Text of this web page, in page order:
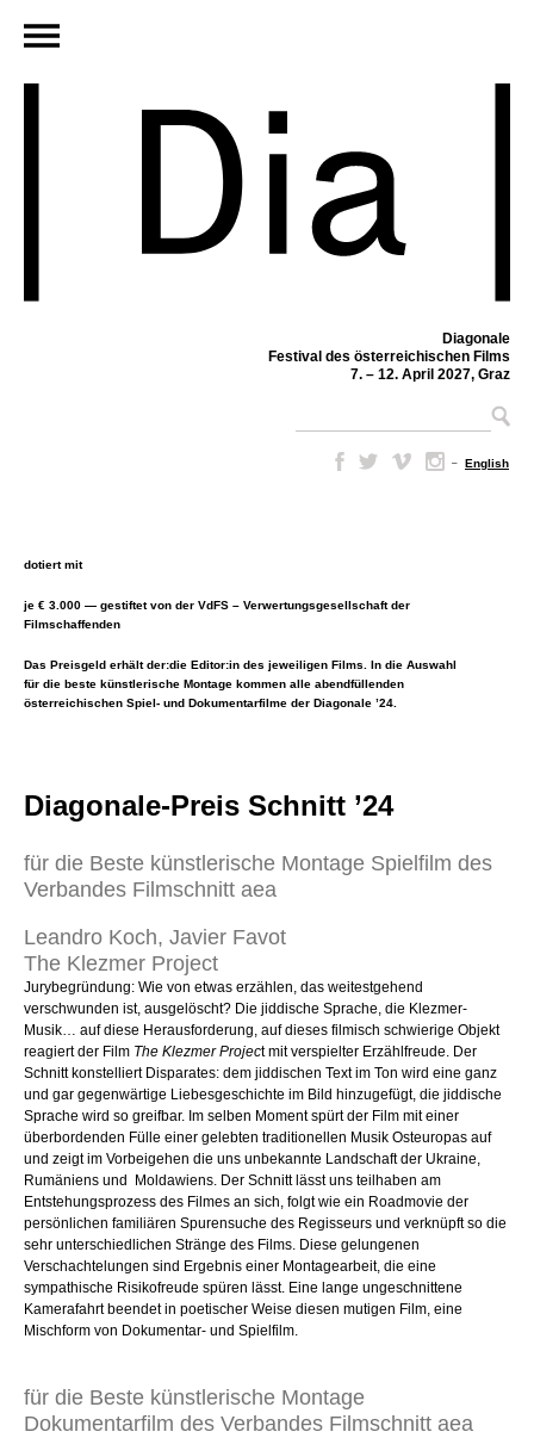
Diagonale
Festival des österreichischen Films
7. – 12. April 2027, Graz
– English
dotiert mit
je € 3.000 — gestiftet von der VdFS – Verwertungsgesellschaft der
Filmschaffenden
Das Preisgeld erhält der:die Editor:in des jeweiligen Films. In die Auswahl
für die beste künstlerische Montage kommen alle abendfüllenden
österreichischen Spiel- und Dokumentarfilme der Diagonale ’24.
Diagonale-Preis Schnitt ’24
für die Beste künstlerische Montage Spielfilm des
Verbandes Filmschnitt aea
Leandro Koch, Javier Favot
The Klezmer Project
Jurybegründung: Wie von etwas erzählen, das weitestgehend
verschwunden ist, ausgelöscht? Die jiddische Sprache, die Klezmer-
Musik… auf diese Herausforderung, auf dieses filmisch schwierige Objekt
reagiert der Film The Klezmer Project mit verspielter Erzählfreude. Der
Schnitt konstelliert Disparates: dem jiddischen Text im Ton wird eine ganz
und gar gegenwärtige Liebesgeschichte im Bild hinzugefügt, die jiddische
Sprache wird so greifbar. Im selben Moment spürt der Film mit einer
überbordenden Fülle einer gelebten traditionellen Musik Osteuropas auf
und zeigt im Vorbeigehen die uns unbekannte Landschaft der Ukraine,
Rumäniens und Moldawiens. Der Schnitt lässt uns teilhaben am
Entstehungsprozess des Filmes an sich, folgt wie ein Roadmovie der
persönlichen familiären Spurensuche des Regisseurs und verknüpft so die
sehr unterschiedlichen Stränge des Films. Diese gelungenen
Verschachtelungen sind Ergebnis einer Montagearbeit, die eine
sympathische Risikofreude spüren lässt. Eine lange ungeschnittene
Kamerafahrt beendet in poetischer Weise diesen mutigen Film, eine
Mischform von Dokumentar- und Spielfilm.
für die Beste künstlerische Montage
Dokumentarfilm des Verbandes Filmschnitt aea